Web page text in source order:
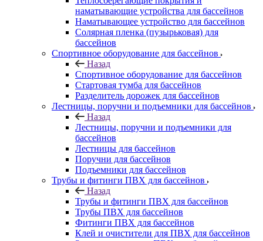
наматывающие устройства для бассейнов
Наматывающее устройство для бассейнов
Солярная пленка (пузырьковая) для
бассейнов
Спортивное оборудование для бассейнов
Назад
Спортивное оборудование для бассейнов
Стартовая тумба для бассейнов
Разделитель дорожек для бассейнов
Лестницы, поручни и подъемники для бассейнов
Назад
Лестницы, поручни и подъемники для
бассейнов
Лестницы для бассейнов
Поручни для бассейнов
Подъемники для бассейнов
Трубы и фитинги ПВХ для бассейнов
Назад
Трубы и фитинги ПВХ для бассейнов
Трубы ПВХ для бассейнов
Фитинги ПВХ для бассейнов
Клей и очистители для ПВХ для бассейнов